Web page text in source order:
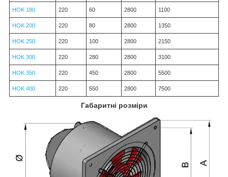
HOK 180 220 60 2800 1100
HOK 200 220 80 2800 1350
HOK 250 220 100 2800 2150
HOK 300 220 280 2800 3100
HOK 350 220 450 2800 5500
HOK 400 220 550 2800 7500
Габаритні розміри